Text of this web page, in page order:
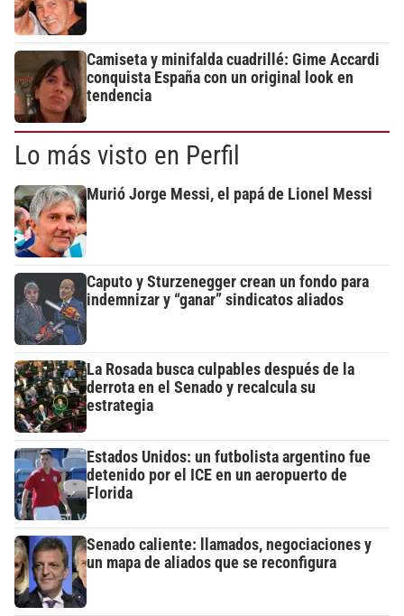
Camiseta y minifalda cuadrillé: Gime Accardi
conquista España con un original look en
tendencia
Lo más visto en Perfil
Murió Jorge Messi, el papá de Lionel Messi
Caputo y Sturzenegger crean un fondo para
indemnizar y “ganar” sindicatos aliados
La Rosada busca culpables después de la
derrota en el Senado y recalcula su
estrategia
Estados Unidos: un futbolista argentino fue
detenido por el ICE en un aeropuerto de
Florida
Senado caliente: llamados, negociaciones y
un mapa de aliados que se reconfigura